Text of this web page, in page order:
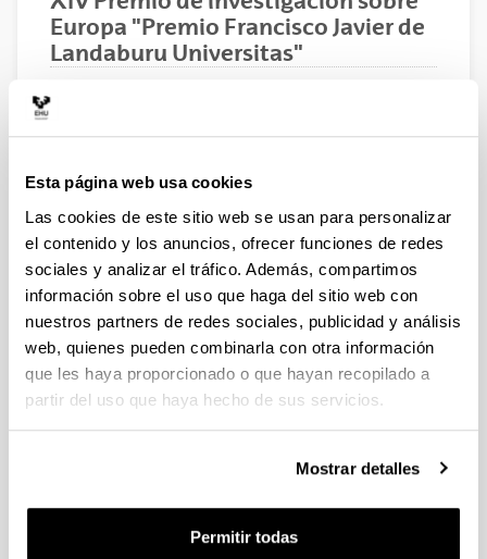
Esta página web usa cookies
Las cookies de este sitio web se usan para personalizar
el contenido y los anuncios, ofrecer funciones de redes
sociales y analizar el tráfico. Además, compartimos
información sobre el uso que haga del sitio web con
nuestros partners de redes sociales, publicidad y análisis
web, quienes pueden combinarla con otra información
que les haya proporcionado o que hayan recopilado a
partir del uso que haya hecho de sus servicios.
Mostrar detalles
Permitir todas
Europa "Premio Francisco Javier de
Landaburu Universitas"
Este premio se dedica a promover los
interés para la ciudadanía en el momento
de su convocatoria
05/01/2015
Entidad Convocante:
EUROBASK. Consejo Vasco del Movimiento Europeo.
Participantes:
Investigadores con licenciatura universitaria o titulación
superior, bien a título individual o integrado en un
Más allá de 2015: la UE ante los nuevos ODM. Retos